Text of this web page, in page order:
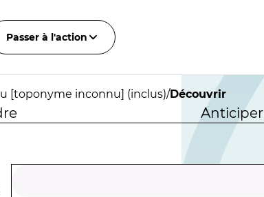
Passer à l'action
[toponyme inconnu] (inclus)/Découvrir
Anticiper